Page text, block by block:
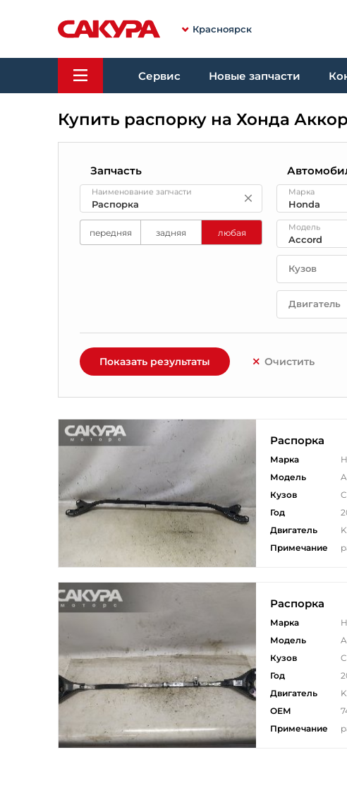
Красноярск
Сервис Новые запчасти
Купить распорку на Хонда
Запчасть
Наименование запчасти
передняя задняя любая
Марка
Модель
Кузов
Двигатель
Показать результаты Очистить
Распорка
Марка
Модель
Кузов
Год
Двигатель
Примечание
Распорка
Марка
Модель
Кузов
Год
Двигатель
ОЕМ
Примечание